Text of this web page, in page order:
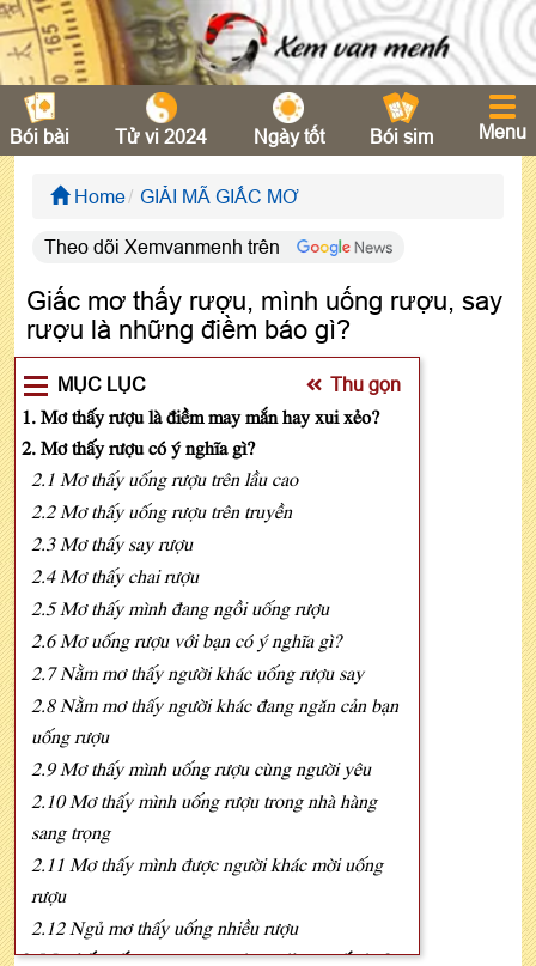
Bói bài Tử vi 2024 Ngày tốt Bói sim Menu
Home GIẢI MÃ GIẤC MƠ
Theo dõi Xemvanmenh trên
Giấc mơ thấy rượu, mình uống rượu, say
rượu là những điềm báo gì?
MỤC LỤC Thu gọn
1. Mơ thấy rượu là điềm may mắn hay xui xẻo?
2. Mơ thấy rượu có ý nghĩa gì?
2.1 Mơ thấy uống rượu trên lầu cao
2.2 Mơ thấy uống rượu trên truyền
2.3 Mơ thấy say rượu
2.4 Mơ thấy chai rượu
2.5 Mơ thấy mình đang ngồi uống rượu
2.6 Mơ uống rượu với bạn có ý nghĩa gì?
2.7 Nằm mơ thấy người khác uống rượu say
2.8 Nằm mơ thấy người khác đang ngăn cản bạn
uống rượu
2.9 Mơ thấy mình uống rượu cùng người yêu
2.10 Mơ thấy mình uống rượu trong nhà hàng
sang trọng
2.11 Mơ thấy mình được người khác mời uống
rượu
2.12 Ngủ mơ thấy uống nhiều rượu
3. Mơ thấy uống rượu tương ứng với con số nào?